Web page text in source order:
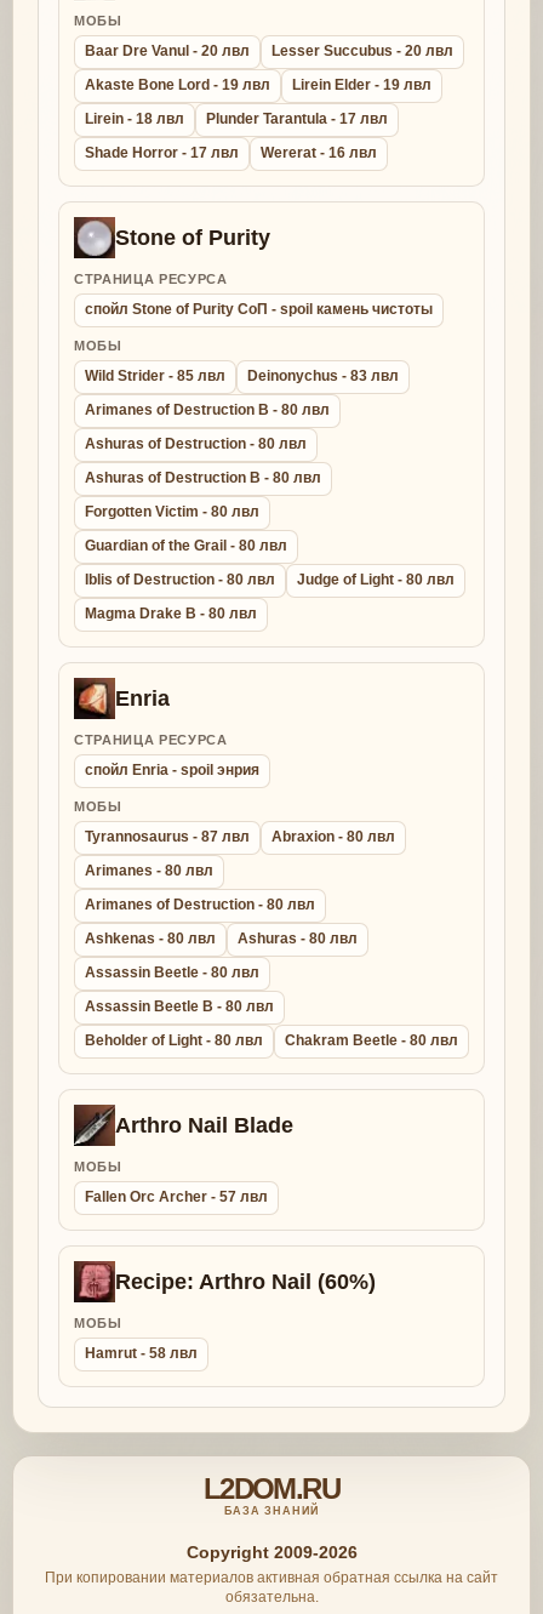
МОБЫ
Baar Dre Vanul - 20 лвл
Lesser Succubus - 20 лвл
Akaste Bone Lord - 19 лвл
Lirein Elder - 19 лвл
Lirein - 18 лвл
Plunder Tarantula - 17 лвл
Shade Horror - 17 лвл
Wererat - 16 лвл
Stone of Purity
СТРАНИЦА РЕСУРСА
спойл Stone of Purity СоП - spoil камень чистоты
МОБЫ
Wild Strider - 85 лвл
Deinonychus - 83 лвл
Arimanes of Destruction B - 80 лвл
Ashuras of Destruction - 80 лвл
Ashuras of Destruction B - 80 лвл
Forgotten Victim - 80 лвл
Guardian of the Grail - 80 лвл
Iblis of Destruction - 80 лвл
Judge of Light - 80 лвл
Magma Drake B - 80 лвл
Enria
СТРАНИЦА РЕСУРСА
спойл Enria - spoil энрия
МОБЫ
Tyrannosaurus - 87 лвл
Abraxion - 80 лвл
Arimanes - 80 лвл
Arimanes of Destruction - 80 лвл
Ashkenas - 80 лвл
Ashuras - 80 лвл
Assassin Beetle - 80 лвл
Assassin Beetle B - 80 лвл
Beholder of Light - 80 лвл
Chakram Beetle - 80 лвл
Arthro Nail Blade
МОБЫ
Fallen Orc Archer - 57 лвл
Recipe: Arthro Nail (60%)
МОБЫ
Hamrut - 58 лвл
L2DOM.RU
БАЗА ЗНАНИЙ
Copyright 2009-2026
При копировании материалов активная обратная ссылка на сайт
обязательна.